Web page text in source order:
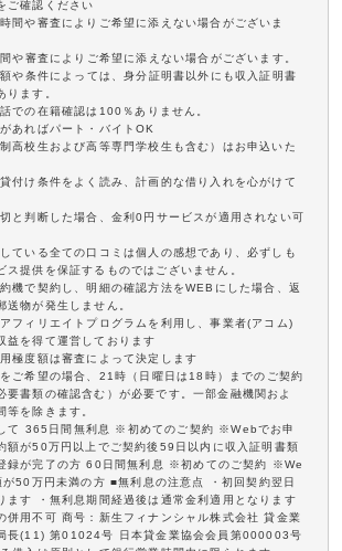
ご確認ください
間や審査によりご希望に添えない場合がございま
や審査によりご希望に添えない場合がございます。
や条件によっては、身分証明書以外にも収入証明書
ります。
での在籍確認は100％ありません。
あればパート・バイトOK
高校生および高等専門学校生も含む）はお申込いた
付け条件をよく読み、計画的な借り入れを心がけて
と判断した場合、金利0円サービスが適用されない可
ている全ての口コミは個人の感想であり、必ずしも
ス提供を保証するものではございません。
機で契約し、明細の確認方法をWEBにした場合、返
送物が発生しません。
フィリエイトプログラムを利用し、事業者(アコム)
益を得て運営しております
極度額は審査によって決定します
ご希望の場合、21時（日曜日は18時）までのご契約
要書類の確認含む）が必要です。一部金融機関およ
等を除きます。
て 365日間無利息 ※初めてのご契約 ※Webでお申
額が50万円以上でご契約後59日以内に収入証明書類
録が完了の方 60日間無利息 ※初めてのご契約 ※We
50万円未満の方 ■無利息の注意点 ・初回契約翌日
ます ・無利息期間経過後は通常金利適用となります
併用不可 商号：新生フィナンシャル株式会社 貸金業
長(11) 第01024号 日本貸金業協会会員第000003号